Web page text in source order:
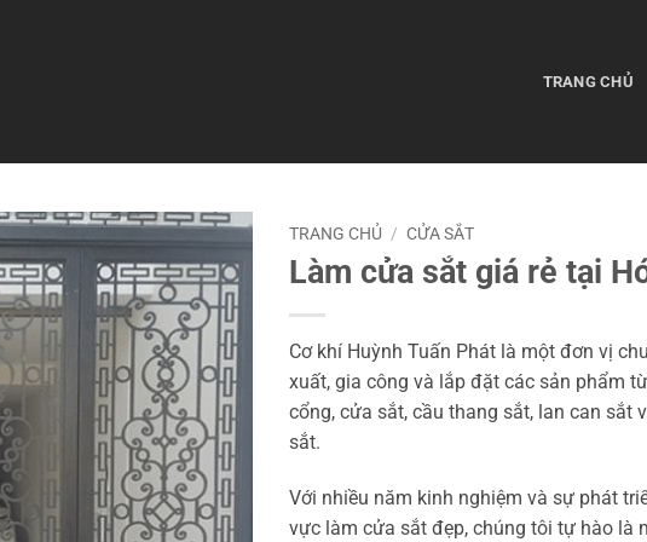
TRANG CHỦ
TRANG CHỦ / CỬA SẮT
Làm cửa sắt giá rẻ tại
Cơ khí Huỳnh Tuấn Phát là một đơn vị
xuất, gia công và lắp đặt các sản phẩm
cổng, cửa sắt, cầu thang sắt, lan can sắt
sắt.
Với nhiều năm kinh nghiệm và sự phát
vực làm cửa sắt đẹp, chúng tôi tự hào là